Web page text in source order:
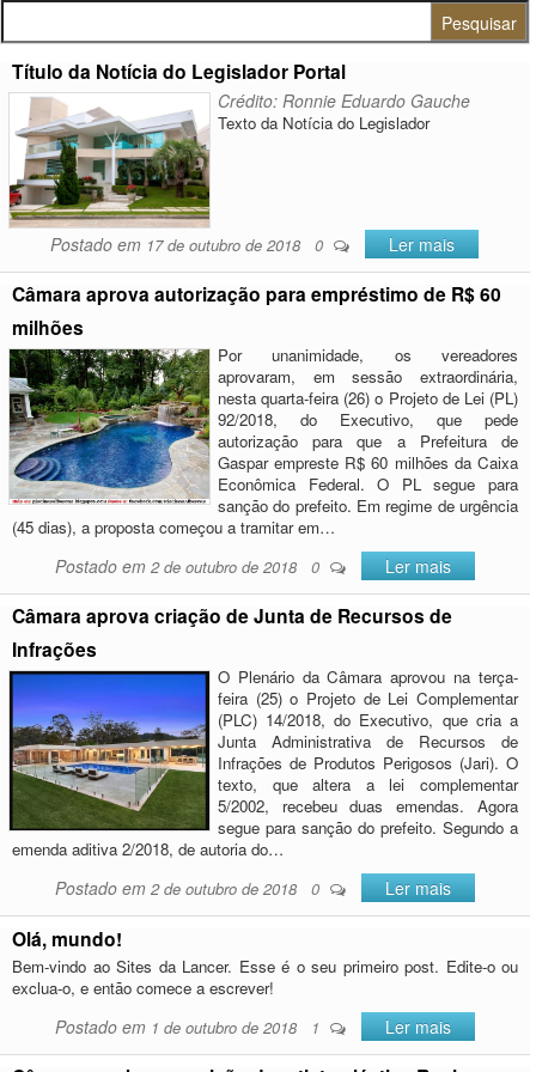
Título da Notícia do Legislador Portal
Crédito: Ronnie Eduardo Gauche
Texto da Notícia do Legislador
Postado em 17 de outubro de 2018 0 Ler mais
Câmara aprova autorização para empréstimo de R$ 60
milhões
Por unanimidade, os vereadores
aprovaram, em sessão extraordinária,
nesta quarta-feira (26) o Projeto de Lei (PL)
92/2018, do Executivo, que pede
autorização para que a Prefeitura de
Gaspar empreste R$ 60 milhões da Caixa
Econômica Federal. O PL segue para
sanção do prefeito. Em regime de urgência
(45 dias), a proposta começou a tramitar em…
Postado em 2 de outubro de 2018 0 Ler mais
Câmara aprova criação de Junta de Recursos de
Infrações
O Plenário da Câmara aprovou na terça-
feira (25) o Projeto de Lei Complementar
(PLC) 14/2018, do Executivo, que cria a
Junta Administrativa de Recursos de
Infrações de Produtos Perigosos (Jari). O
texto, que altera a lei complementar
5/2002, recebeu duas emendas. Agora
segue para sanção do prefeito. Segundo a
emenda aditiva 2/2018, de autoria do…
Postado em 2 de outubro de 2018 0 Ler mais
Olá, mundo!
Bem-vindo ao Sites da Lancer. Esse é o seu primeiro post. Edite-o ou
exclua-o, e então comece a escrever!
Postado em 1 de outubro de 2018 1 Ler mais